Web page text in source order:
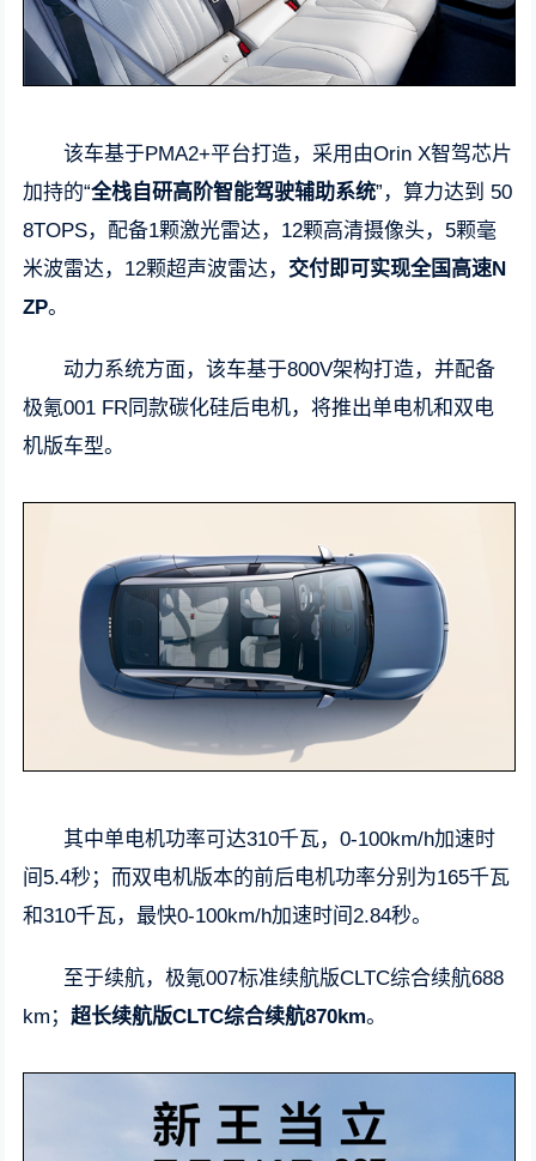
该车基于PMA2+平台打造，采用由Orin X智驾芯片
加持的“全栈自研高阶智能驾驶辅助系统”，算力达到 50
8TOPS，配备1颗激光雷达，12颗高清摄像头，5颗毫
米波雷达，12颗超声波雷达， 交付即可实现全国高速N
ZP。
动力系统方面，该车基于800V架构打造，并配备
极氪001 FR同款碳化硅后电机，将推出单电机和双电
机版车型。
其中单电机功率可达310千瓦，0-100km/h加速时
间5.4秒；而双电机版本的前后电机功率分别为165千瓦
和310千瓦，最快0-100km/h加速时间2.84秒。
至于续航，极氪007标准续航版CLTC综合续航688
km；超长续航版CLTC综合续航870km。